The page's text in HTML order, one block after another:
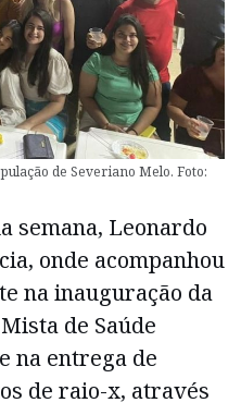
de Severiano Melo. Foto:
semana, Leonardo
onde acompanhou
na inauguração da
de Saúde
na entrega de
de raio-x, através